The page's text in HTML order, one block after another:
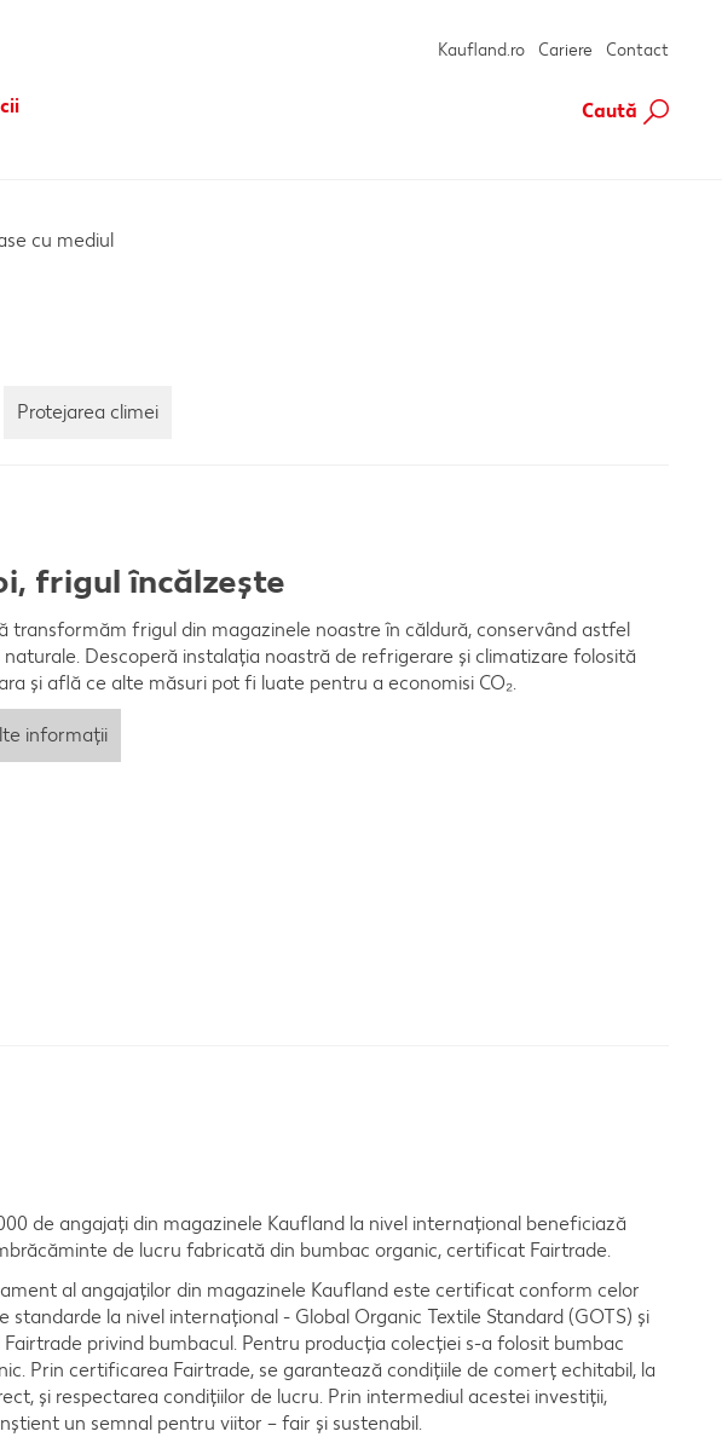
Kaufland.ro Cariere Contact
Caută
cu mediul
Protejarea climei
frigul încălzește
transformăm frigul din magazinele noastre în căldură, conservând astfel
naturale. Descoperă instalaţia noastră de refrigerare şi climatizare folosită
și află ce alte măsuri pot fi luate pentru a economisi CO₂.
informații
de angajați din magazinele Kaufland la nivel internațional beneficiază
de lucru fabricată din bumbac organic, certificat Fairtrade.
al angajaților din magazinele Kaufland este certificat conform celor
standarde la nivel internațional - Global Organic Textile Standard (GOTS) și
Fairtrade privind bumbacul. Pentru producția colecției s-a folosit bumbac
Prin certificarea Fairtrade, se garantează condiţiile de comerț echitabil, la
şi respectarea condiţiilor de lucru. Prin intermediul acestei investiții,
un semnal pentru viitor – fair și sustenabil.